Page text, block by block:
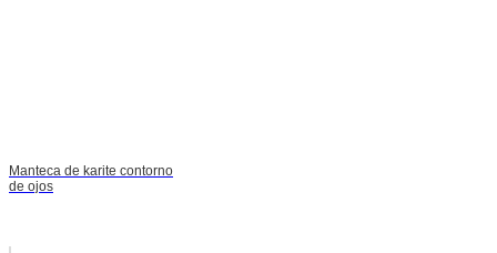
Manteca de karite contorno
de ojos